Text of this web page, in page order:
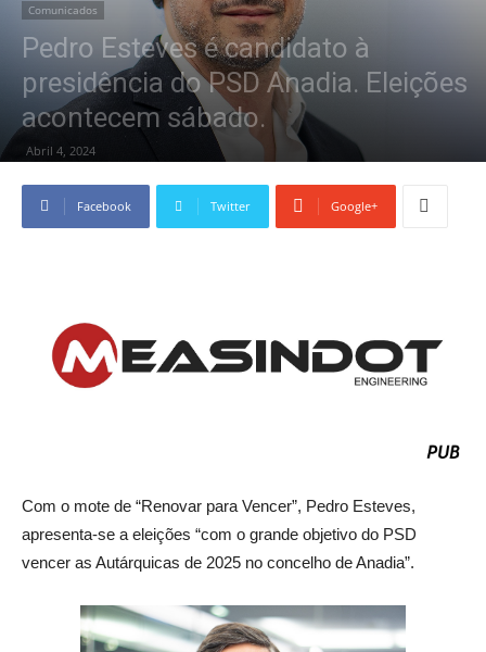
Comunicados
Pedro Esteves é candidato à
presidência do PSD Anadia. Eleições
acontecem sábado.
Abril 4, 2024
Facebook Twitter Google+
Com o mote de “Renovar para Vencer”, Pedro Esteves,
apresenta-se a eleições “com o grande objetivo do PSD
vencer as Autárquicas de 2025 no concelho de Anadia”.